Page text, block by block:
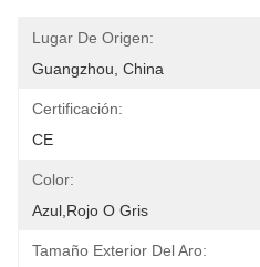
Lugar De Origen:
Guangzhou, China
Certificación:
CE
Color:
Azul,rojo O Gris
Tamaño Exterior Del Aro: